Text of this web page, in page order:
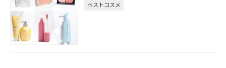
ベストコスメ